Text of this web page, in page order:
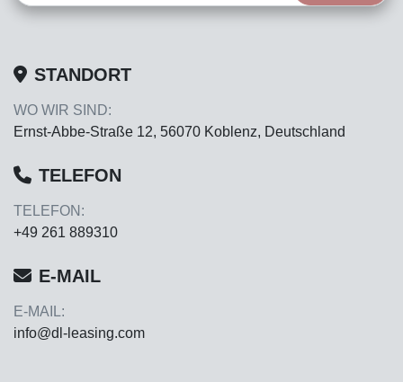
STANDORT
WO WIR SIND:
Ernst-Abbe-Straße 12, 56070 Koblenz, Deutschland
TELEFON
TELEFON:
+49 261 889310
E-MAIL
E-MAIL:
info@dl-leasing.com